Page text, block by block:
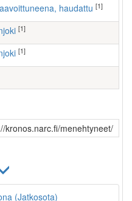
haudattu [1]
[1]
[1]
kronos.narc.fi/menehtyneet/
(Jatkosota)